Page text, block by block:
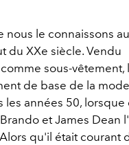
nous le connaissons
du XXe siècle. Vendu
sous-vêtement,
de base de la
les années 50, lorsque
et James Dean
qu'il était courant